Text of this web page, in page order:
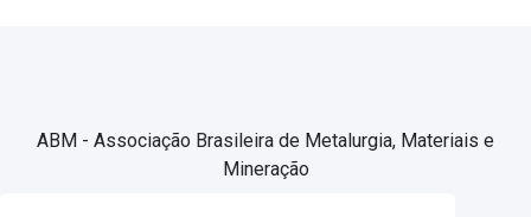
ABM - Associação Brasileira de Metalurgia, Materiais e
Mineração